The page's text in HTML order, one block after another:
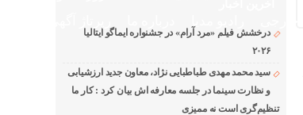
درخشش فیلم «مرد آرام» در جشنواره ایماگو ایتالیا
۲۰۲۶
سید محمد مهدی طباطبایی نژاد، معاون جدید ارزشیابی
و نظارت سینما در جلسه معارفه اش بیان کرد : کار ما
تنظیم‌گری است نه ممیزی